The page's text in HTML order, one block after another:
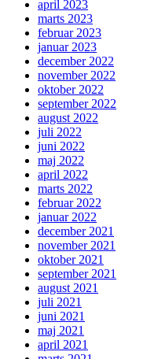
april 2023
marts 2023
februar 2023
januar 2023
december 2022
november 2022
oktober 2022
september 2022
august 2022
juli 2022
juni 2022
maj 2022
april 2022
marts 2022
februar 2022
januar 2022
december 2021
november 2021
oktober 2021
september 2021
august 2021
juli 2021
juni 2021
maj 2021
april 2021